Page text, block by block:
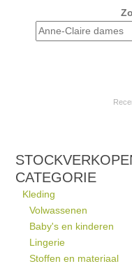
CATEGORIE
Kleding
Volwassenen
Baby's en kinderen
Lingerie
Stoffen en materiaal